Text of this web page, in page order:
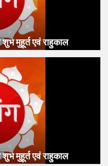
मुहूर्त एवं राहुकाल
मुहूर्त एवं राहुकाल